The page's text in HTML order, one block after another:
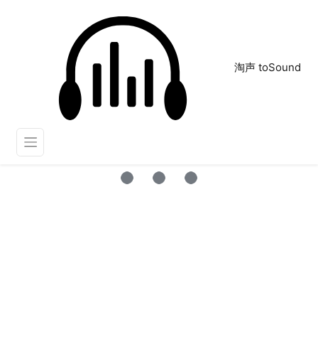
淘声 toSound
盘子滑动
正在为您搜索声音资源